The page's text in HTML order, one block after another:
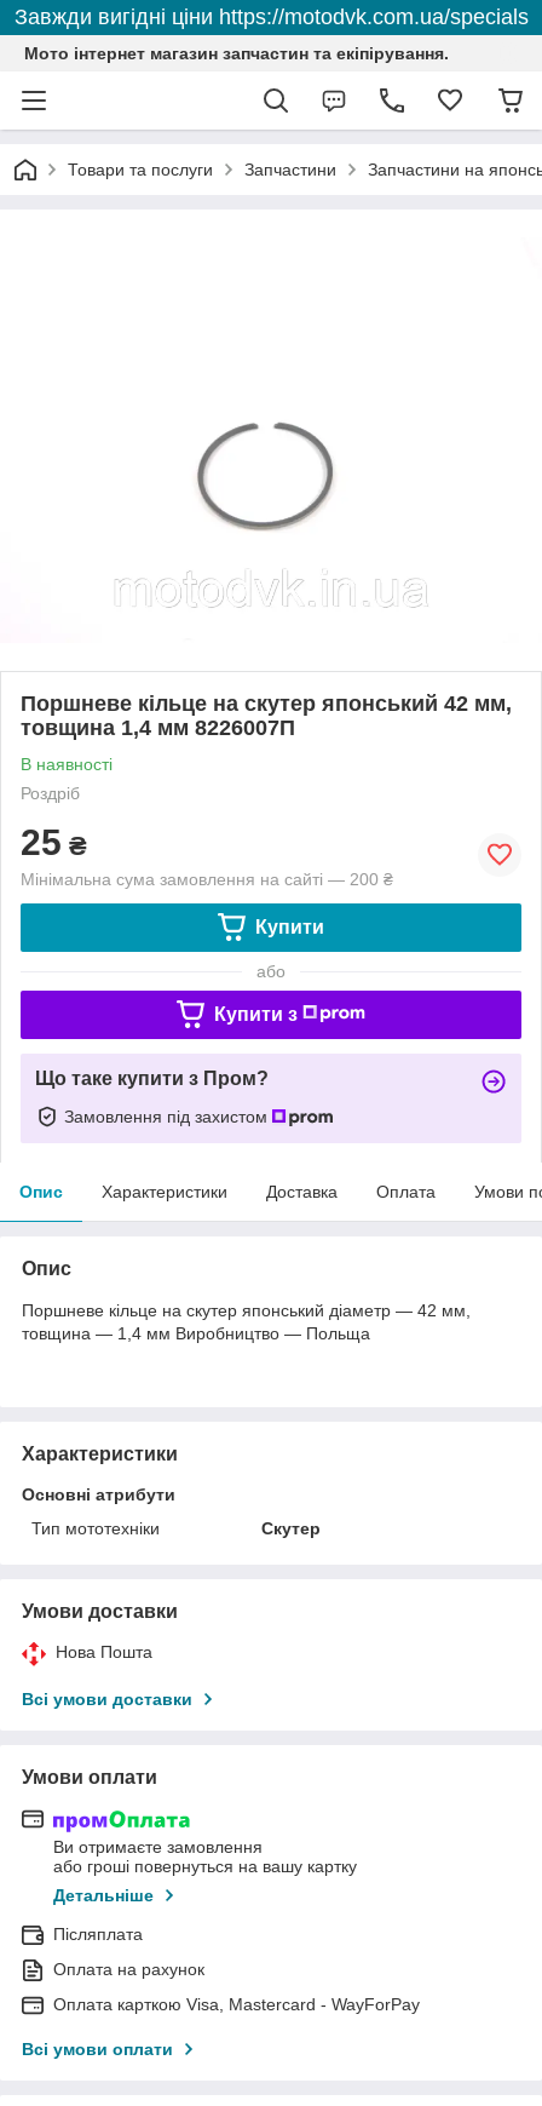
Завжди вигідні ціни https://motodvk.com.ua/specials
Мото інтернет магазин запчастин та екіпірування.
Товари та послуги Запчастини Запчастини на
Поршневе кільце на скутер японський 42 мм,
товщина 1,4 мм 8226007П
В наявності
Роздріб
25 ₴
Мінімальна сума замовлення на сайті — 200 ₴
Купити
або
Купити з
Що таке купити з Пром?
Замовлення під захистом
Опис Характеристики Доставка Оплата Умови
Опис
Поршневе кільце на скутер японський діаметр — 42 мм,
товщина — 1,4 мм Виробництво — Польща
Характеристики
Основні атрибути
Тип мототехніки
Скутер
Умови доставки
Нова Пошта
Всі умови доставки
Умови оплати
Ви отримаєте замовлення
або гроші повернуться на вашу картку
Детальніше
Післяплата
Оплата на рахунок
Оплата карткою Visa, Mastercard - WayForPay
Всі умови оплати